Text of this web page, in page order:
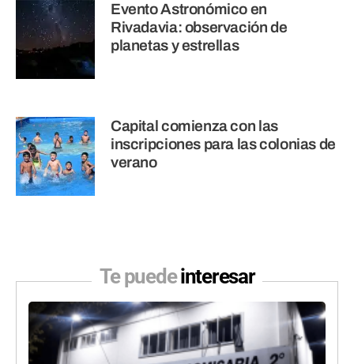
Evento Astronómico en
Rivadavia: observación de
planetas y estrellas
Capital comienza con las
inscripciones para las colonias de
verano
Te puedeinteresar